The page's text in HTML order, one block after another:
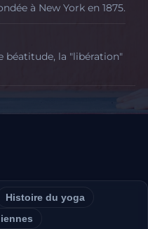
à New York en 1875.
béatitude, la "libération"
Histoire du yoga